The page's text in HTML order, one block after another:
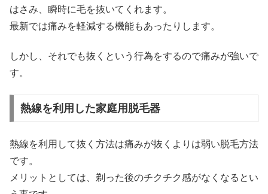
はさみ、瞬時に毛を抜いてくれます。
最新では痛みを軽減する機能もあったりします。
しかし、それでも抜くという行為をするので痛みが強いで
す。
熱線を利用した家庭用脱毛器
熱線を利用して抜く方法は痛みが抜くよりは弱い脱毛方法
です。
メリットとしては、剃った後のチクチク感がなくなるとい